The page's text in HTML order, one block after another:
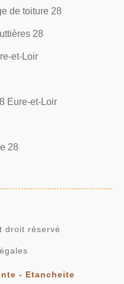
de toiture 28
28
et-Loir
Eure-et-Loir
28
droit réservé
- Etancheite